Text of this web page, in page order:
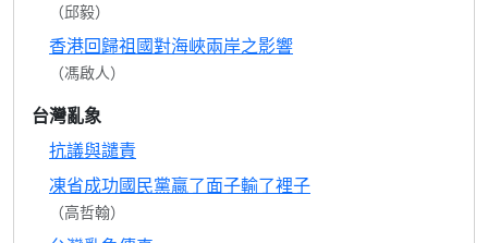
（邱毅）
香港回歸祖國對海峽兩岸之影響
（馮啟人）
台灣亂象
抗議與譴責
凍省成功國民黨贏了面子輸了裡子
（高哲翰）